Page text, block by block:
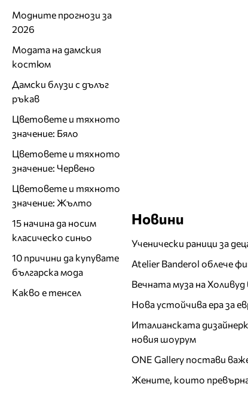
Новини
Ученически раници за
Atelier Banderol облече
Вечната муза на
Нова устойчива ера за
Италианската
новия шоурум
ONE Gallery постави
Жените, които
Модните прогнози за
2026
Модата на дамския
костюм
Дамски блузи с дълъг
ръкав
Цветовете и тяхното
значение: Бяло
Цветовете и тяхното
значение: Червено
Цветовете и тяхното
значение: Жълто
15 начина да носим
класическо синьо
10 причини да купувате
българска мода
Какво е тенсел